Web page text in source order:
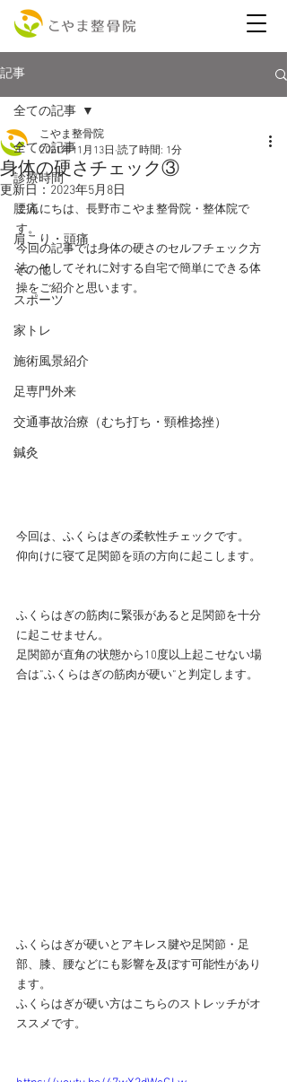
記事
全ての記事
診療時間
腰痛
肩こり・頭痛
その他
スポーツ
家トレ
施術風景紹介
足専門外来
交通事故治療（むち打ち・頸椎捻挫）
鍼灸
全ての記事
身体の硬さチェック③
こやま整骨院
2021年11月13日 読了時間: 1分
更新日： 2023年5月8日
こんにちは、長野市こやま整骨院・整体院で
す。
今回の記事では身体の硬さのセルフチェック方
法、そしてそれに対する自宅で簡単にできる体
操をご紹介と思います。
今回は、ふくらはぎの柔軟性チェックです。
仰向けに寝て足関節を頭の方向に起こします。
ふくらはぎの筋肉に緊張があると足関節を十分
に起こせません。
足関節が直角の状態から10度以上起こせない場
合は”ふくらはぎの筋肉が硬い”と判定します。
ふくらはぎが硬いとアキレス腱や足関節・足
部、膝、腰などにも影響を及ぼす可能性があり
ます。
ふくらはぎが硬い方はこちらのストレッチがオ
ススメです。